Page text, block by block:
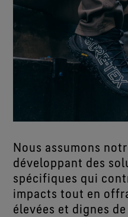
Nous assumons
développant des
spécifiques qui
impacts tout en
élevées et dignes